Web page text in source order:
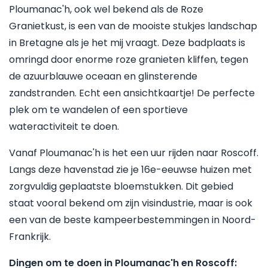
Ploumanac'h, ook wel bekend als de Roze
Granietkust, is een van de mooiste stukjes landschap
in Bretagne als je het mij vraagt. Deze badplaats is
omringd door enorme roze granieten kliffen, tegen
de azuurblauwe oceaan en glinsterende
zandstranden. Echt een ansichtkaartje! De perfecte
plek om te wandelen of een sportieve
wateractiviteit te doen.
Vanaf Ploumanac'h is het een uur rijden naar Roscoff.
Langs deze havenstad zie je 16e-eeuwse huizen met
zorgvuldig geplaatste bloemstukken. Dit gebied
staat vooral bekend om zijn visindustrie, maar is ook
een van de beste kampeerbestemmingen in Noord-
Frankrijk.
Dingen om te doen in Ploumanac'h en Roscoff: